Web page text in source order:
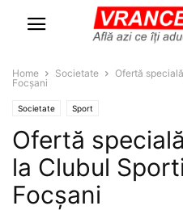
Home Societate
Ofertă
Focșani
Societate Sport
Ofertă
la Clubul
Focșani